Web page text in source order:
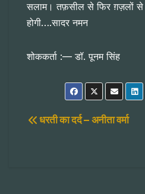
सलाम। तफ़सील से फिर ग़ज़लों से
होगी….सादर नमन
शोककर्ता :— डॉ. पूनम सिंह
Post
धरती का दर्द – अनीता वर्मा